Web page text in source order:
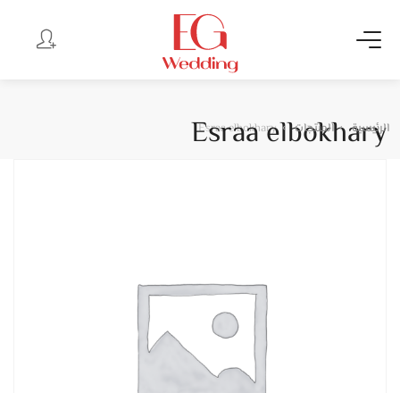
Esraa elbokhary
الرئيسية المنتجات Esraa elbokhary